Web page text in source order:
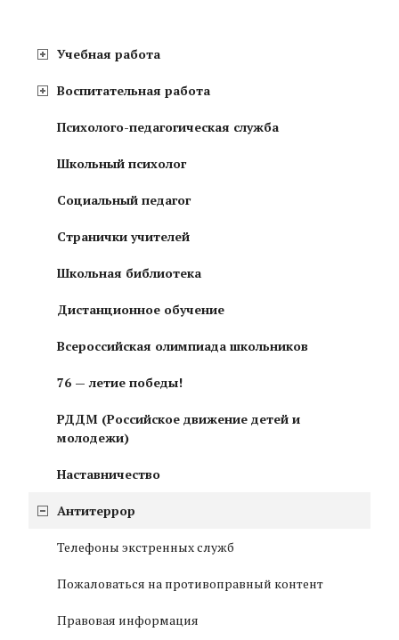
Учебная работа
Воспитательная работа
Психолого-педагогическая служба
Школьный психолог
Социальный педагог
Странички учителей
Школьная библиотека
Дистанционное обучение
Всероссийская олимпиада школьников
76 — летие победы!
РДДМ (Российское движение детей и
молодежи)
Наставничество
Антитеррор
Телефоны экстренных служб
Пожаловаться на противоправный контент
Правовая информация